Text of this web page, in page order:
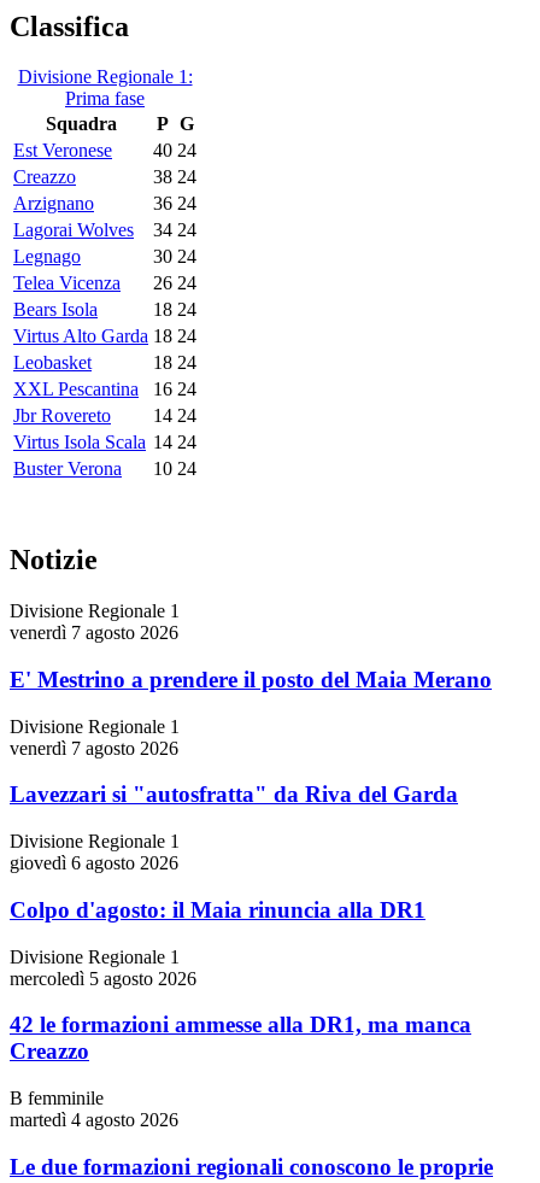
Classifica
Divisione Regionale 1:
Prima fase
Squadra
P G
Est Veronese
40 24
Creazzo
38 24
Arzignano
36 24
Lagorai Wolves
34 24
Legnago
30 24
Telea Vicenza
26 24
Bears Isola
18 24
Virtus Alto Garda 18 24
Leobasket
18 24
XXL Pescantina
16 24
Jbr Rovereto
14 24
Virtus Isola Scala 14 24
Buster Verona
10 24
Notizie
Divisione Regionale 1
venerdì 7 agosto 2026
E' Mestrino a prendere il posto del Maia Merano
Divisione Regionale 1
venerdì 7 agosto 2026
Lavezzari si "autosfratta" da Riva del Garda
Divisione Regionale 1
giovedì 6 agosto 2026
Colpo d'agosto: il Maia rinuncia alla DR1
Divisione Regionale 1
mercoledì 5 agosto 2026
42 le formazioni ammesse alla DR1, ma manca
Creazzo
B femminile
martedì 4 agosto 2026
Le due formazioni regionali conoscono le proprie